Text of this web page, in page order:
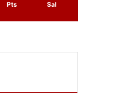
Pts Sal